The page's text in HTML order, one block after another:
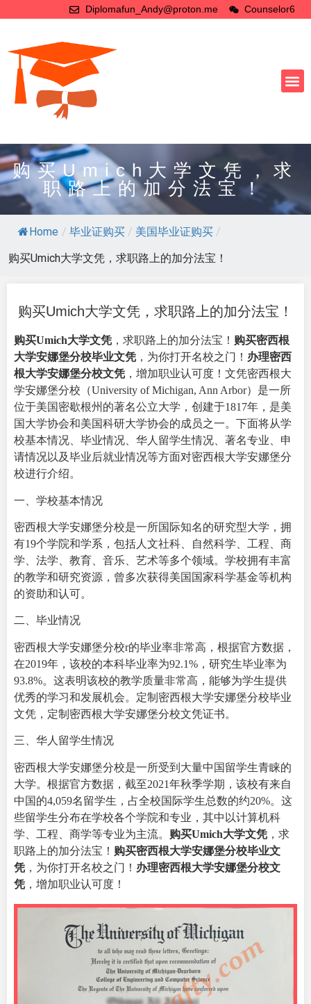
Diplomafun_Andy@proton.me Counselor6
购买Umich大学文凭，求
职路上的加分法宝！
Home / 毕业证购买 / 美国毕业证购买 /
购买Umich大学文凭，求职路上的加分法宝！
购买Umich大学文凭，求职路上的加分法宝！
购买Umich大学文凭 ，求职路上的加分法宝！ 购买密西根
大学安娜堡分校毕业文凭 ，为你打开名校之门！ 办理密西
根大学安娜堡分校文凭 ，增加职业认可度！文凭密西根大
学安娜堡分校（University of Michigan, Ann Arbor）是一所
位于美国密歇根州的著名公立大学，创建于1817年，是美
国大学协会和美国科研大学协会的成员之一。下面将从学
校基本情况、毕业情况、华人留学生情况、著名专业、申
请情况以及毕业后就业情况等方面对密西根大学安娜堡分
校进行介绍。
一、学校基本情况
密西根大学安娜堡分校是一所国际知名的研究型大学，拥
有19个学院和学系，包括人文社科、自然科学、工程、商
学、法学、教育、音乐、艺术等多个领域。学校拥有丰富
的教学和研究资源，曾多次获得美国国家科学基金等机构
的资助和认可。
二、毕业情况
密西根大学安娜堡分校r的毕业率非常高，根据官方数据，
在2019年，该校的本科毕业率为92.1%，研究生毕业率为
93.8%。这表明该校的教学质量非常高，能够为学生提供
优秀的学习和发展机会。定制密西根大学安娜堡分校毕业
文凭，定制密西根大学安娜堡分校文凭证书。
三、华人留学生情况
密西根大学安娜堡分校是一所受到大量中国留学生青睐的
大学。根据官方数据，截至2021年秋季学期，该校有来自
中国的4,059名留学生，占全校国际学生总数的约20%。这
些留学生分布在学校各个学院和专业，其中以计算机科
学、工程、商学等专业为主流。 购买Umich大学文凭 ，求
职路上的加分法宝！ 购买密西根大学安娜堡分校毕业文
凭 ，为你打开名校之门！ 办理密西根大学安娜堡分校文
凭 ，增加职业认可度！